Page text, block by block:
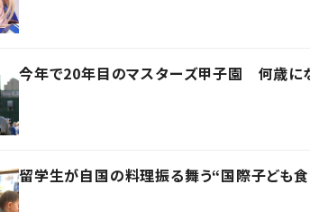
今年で20年目のマスターズ甲子園 何歳に
留学生が自国の料理振る舞う“国際子ど